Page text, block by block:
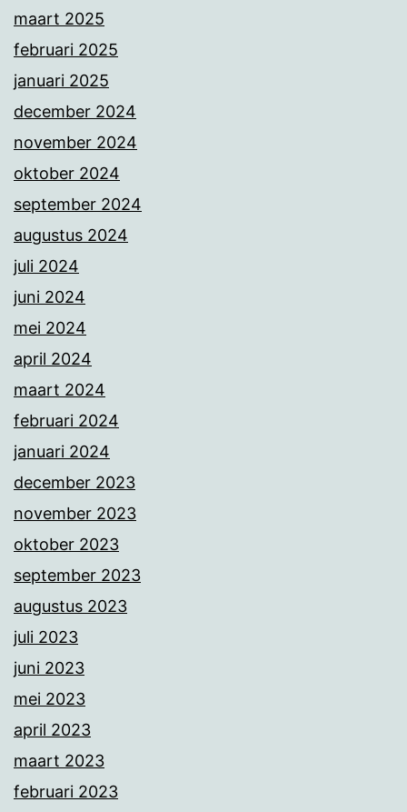
maart 2025
februari 2025
januari 2025
december 2024
november 2024
oktober 2024
september 2024
augustus 2024
juli 2024
juni 2024
mei 2024
april 2024
maart 2024
februari 2024
januari 2024
december 2023
november 2023
oktober 2023
september 2023
augustus 2023
juli 2023
juni 2023
mei 2023
april 2023
maart 2023
februari 2023